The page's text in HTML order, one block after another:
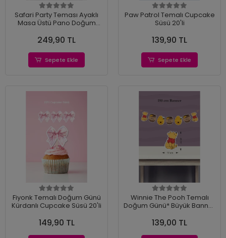
Safari Party Teması Ayaklı
Masa Üstü Pano Doğum
Kağıt
249,90 TL
Sepete Ekle
Paw Patrol Temalı Cupcake
Süsü 20'li
139,90 TL
Sepete Ekle
Fiyonk Temalı Doğum Günü
Kürdanlı Cupcake Süsü 20'li
149,90 TL
Winnie The Pooh Temalı
Doğum Günü* Büyük Banner
139,00 TL